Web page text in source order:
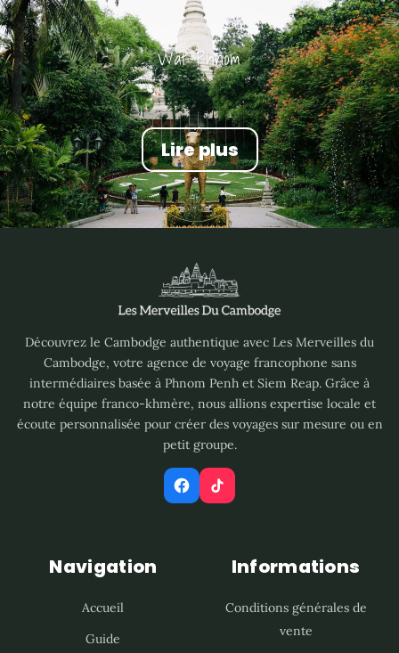
Wat Phnom
Lire plus
Découvrez le Cambodge authentique avec Les Merveilles du
Cambodge, votre agence de voyage francophone sans
intermédiaires basée à Phnom Penh et Siem Reap. Grâce à
notre équipe franco-khmère, nous allions expertise locale et
écoute personnalisée pour créer des voyages sur mesure ou en
petit groupe.
Navigation
Accueil
Guide
Informations
Conditions générales de
vente